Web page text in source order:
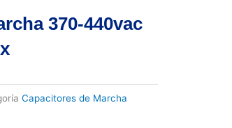
370-440vac
Capacitores de Marcha